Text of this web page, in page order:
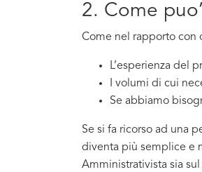
2. Come
Come nel rapporto con
L’esperienza del
I volumi di cui
Se abbiamo
Se si fa ricorso ad una
diventa più semplice e
Amministrativista sia